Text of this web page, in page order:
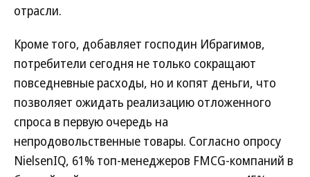
отрасли.
Кроме того, добавляет господин Ибрагимов,
потребители сегодня не только сокращают
повседневные расходы, но и копят деньги, что
позволяет ожидать реализацию отложенного
спроса в первую очередь на
непродовольственные товары. Согласно опросу
NielsenIQ, 61% топ-менеджеров FMCG-компаний в